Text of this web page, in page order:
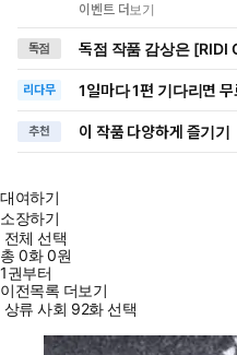
이벤트 더보기
독점 독점 작품 감상은 [RIDI
리다무 1일마다1편 기다리면 무
추천 이 작품 다양하게 즐기기
대여하기
소장하기
전체 선택
총0화0원
1권부터
이전목록 더보기
상류 사회 92화 선택